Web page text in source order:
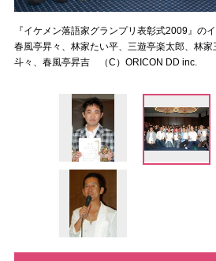
『イケメン落語家グランプリ表彰式2009』の
春風亭昇々、林家たい平、三遊亭楽太郎、林
斗々、春風亭昇吉 （C）ORICON DD inc.